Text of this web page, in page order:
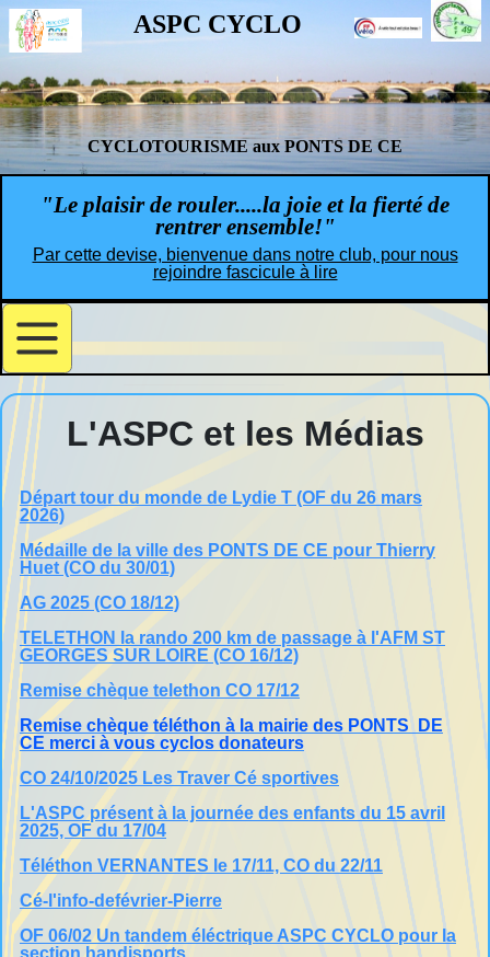
ASPC CYCLO
CYCLOTOURISME aux PONTS DE CE
"Le plaisir de rouler.....la joie et la fierté de
rentrer ensemble!"
Par cette devise, bienvenue dans notre club, pour nous
rejoindre fascicule à lire
L'ASPC et les Médias
Départ tour du monde de Lydie T (OF du 26 mars
2026)
Médaille de la ville des PONTS DE CE pour Thierry
Huet (CO du 30/01)
AG 2025 (CO 18/12)
TELETHON la rando 200 km de passage à l'AFM ST
GEORGES SUR LOIRE (CO 16/12)
Remise chèque telethon CO 17/12
Remise chèque téléthon à la mairie des PONTS DE
CE merci à vous cyclos donateurs
CO 24/10/2025 Les Traver Cé sportives
L'ASPC présent à la journée des enfants du 15 avril
2025, OF du 17/04
Téléthon VERNANTES le 17/11, CO du 22/11
Cé-l'info-defévrier-Pierre
OF 06/02 Un tandem éléctrique ASPC CYCLO pour la
section handisports